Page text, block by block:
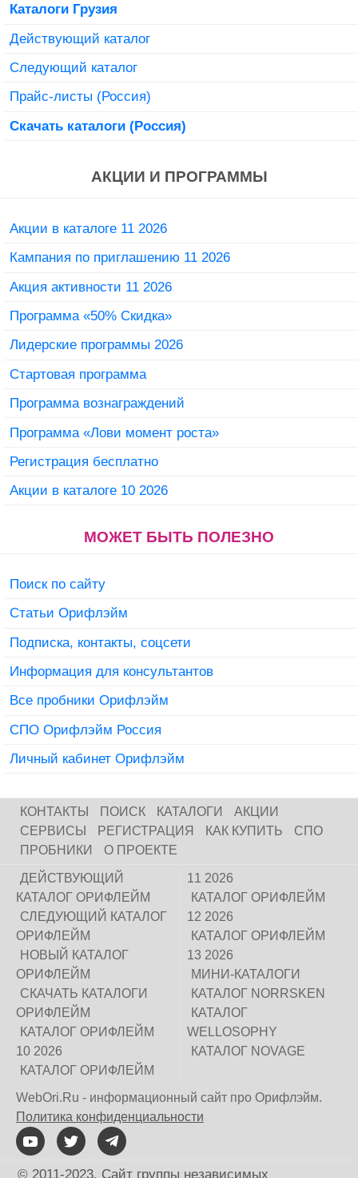
Каталоги Грузия
Действующий каталог
Следующий каталог
Прайс-листы (Россия)
Скачать каталоги (Россия)
АКЦИИ И ПРОГРАММЫ
Акции в каталоге 11 2026
Кампания по приглашению 11 2026
Акция активности 11 2026
Программа «50% Скидка»
Лидерские программы 2026
Стартовая программа
Программа вознаграждений
Программа «Лови момент роста»
Регистрация бесплатно
Акции в каталоге 10 2026
МОЖЕТ БЫТЬ ПОЛЕЗНО
Поиск по сайту
Статьи Орифлэйм
Подписка, контакты, соцсети
Информация для консультантов
Все пробники Орифлэйм
СПО Орифлэйм Россия
Личный кабинет Орифлэйм
КОНТАКТЫ ПОИСК КАТАЛОГИ
АКЦИИ
СЕРВИСЫ
РЕГИСТРАЦИЯ КАК КУПИТЬ
СПО
ПРОБНИКИ
О ПРОЕКТЕ
ДЕЙСТВУЮЩИЙ
КАТАЛОГ ОРИФЛЕЙМ
СЛЕДУЮЩИЙ КАТАЛОГ
ОРИФЛЕЙМ
НОВЫЙ КАТАЛОГ
ОРИФЛЕЙМ
СКАЧАТЬ КАТАЛОГИ
ОРИФЛЕЙМ
КАТАЛОГ ОРИФЛЕЙМ
10 2026
КАТАЛОГ ОРИФЛЕЙМ
11 2026
КАТАЛОГ ОРИФЛЕЙМ
12 2026
КАТАЛОГ ОРИФЛЕЙМ
13 2026
МИНИ-КАТАЛОГИ
КАТАЛОГ NORRSKEN
КАТАЛОГ
WELLOSOPHY
КАТАЛОГ NOVAGE
WebOri.Ru - информационный сайт про Орифлэйм.
Политика конфиденциальности
© 2011-2023. Сайт группы независимых